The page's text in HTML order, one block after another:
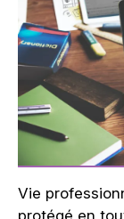
Vie
protégé en